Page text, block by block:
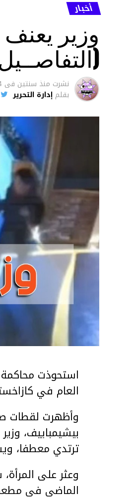
أخبار
وزير
نشرت منذ سنتين فى
بقلم إدارة التحرير
استحوذت
العام في
وأظهرت لقطات
بيشيمباييف،
ترتدي معطفا،
الماضي في